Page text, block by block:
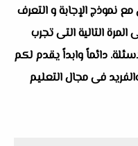
نموذج الإجابة و التعرف
التالية التى تجرب
دائماً وابداً يقدم لكم
فى مجال التعليم